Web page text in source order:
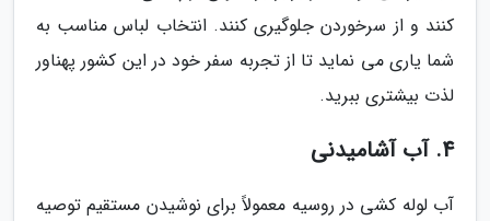
کنند و از سرخوردن جلوگیری کنند. انتخاب لباس مناسب به
شما یاری می نماید تا از تجربه سفر خود در این کشور پهناور
لذت بیشتری ببرید.
4. آب آشامیدنی
آب لوله کشی در روسیه معمولاً برای نوشیدن مستقیم توصیه